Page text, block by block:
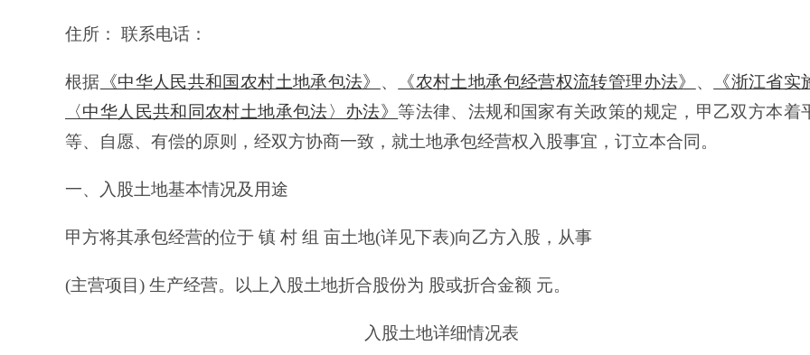
住所： 联系电话：
根据 《中华人民共和国农村土地承包法》 、 《农村土地承包经营权流转管理办法》 、
《浙江省实
〈中华人民共和同农村土地承包法〉办法》等法律、法规和国家有关政策的规定，甲乙双方本着
等、自愿、有偿的原则，经双方协商一致，就土地承包经营权入股事宜，订立本合同。
一、入股土地基本情况及用途
甲方将其承包经营的位于 镇 村 组 亩土地(详见下表)向乙方入股，从事
(主营项目) 生产经营。以上入股土地折合股份为 股或折合金额 元。
入股土地详细情况表